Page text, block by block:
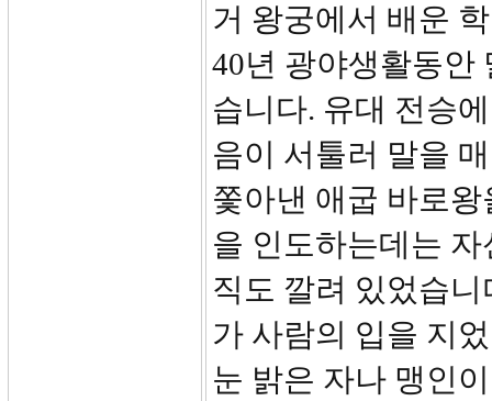
거 왕궁에서 배운
40년 광야생활동안
습니다. 유대 전승
음이 서툴러 말을
쫓아낸 애굽 바로
을 인도하는데는
직도 깔려 있었습
가 사람의 입을 지
눈 밝은 자나 맹인